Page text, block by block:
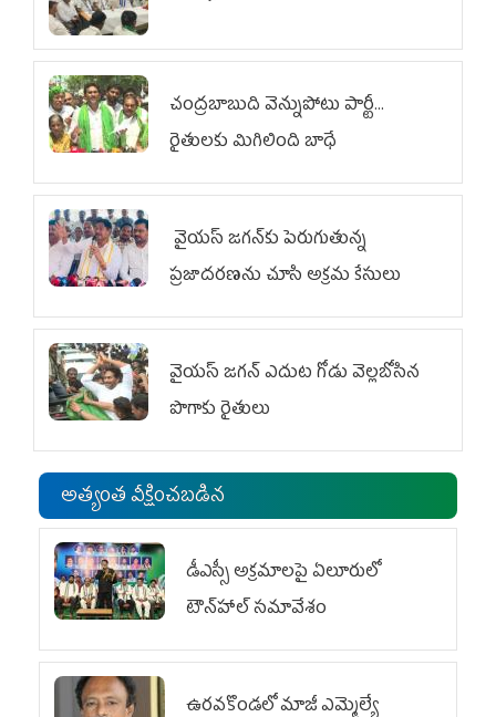
చంద్రబాబుది వెన్నుపోటు పార్టీ...
రైతులకు మిగిలింది బాధే
వైయ‌స్ జగన్‌కు పెరుగుతున్న
ప్రజాదరణను చూసి అక్రమ కేసులు
వైయ‌స్‌ జగన్ ఎదుట గోడు వెల్లబోసిన
పొగాకు రైతులు
అత్యంత వీక్షించబడిన
డీఎస్సీ అక్రమాలపై ఏలూరులో
టౌన్‌హాల్ సమావేశం
ఉరవకొండలో మాజీ ఎమ్మెల్యే